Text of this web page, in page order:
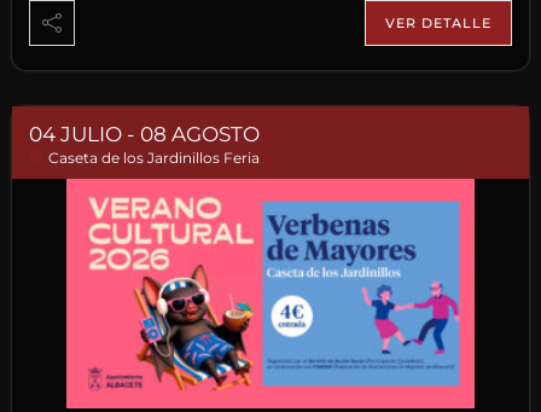
VER DETALLE
04 JULIO - 08 AGOSTO
Caseta de los Jardinillos Feria